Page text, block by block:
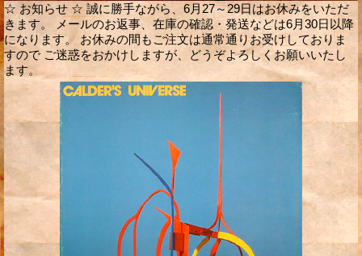
☆ お知らせ ☆ 誠に勝手ながら、6月27～29日はお休みをいただ
きます。 メールのお返事、在庫の確認・発送などは6月30日以降
になります。 お休みの間もご注文は通常通りお受けしておりま
すので ご迷惑をおかけしますが、どうぞよろしくお願いいたし
ます。